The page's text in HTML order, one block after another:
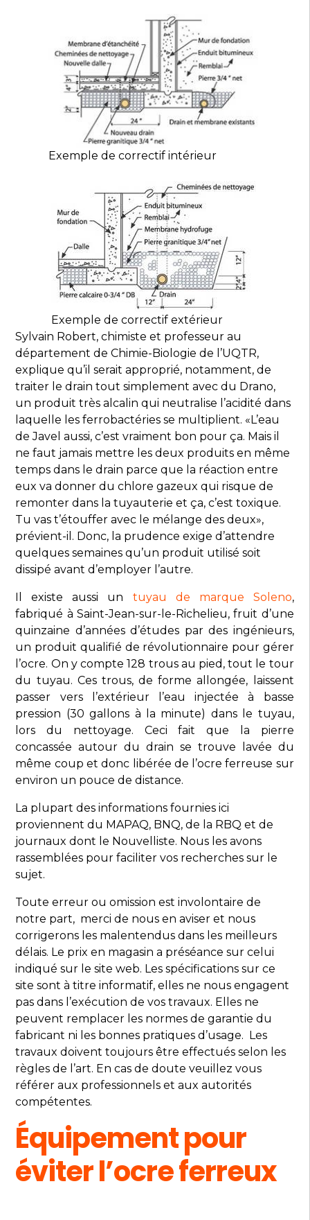
Exemple de correctif intérieur
Exemple de correctif extérieur
Sylvain Robert, chimiste et professeur au
département de Chimie-Biologie de l’UQTR,
explique qu’il serait approprié, notamment, de
traiter le drain tout simplement avec du Drano,
un produit très alcalin qui neutralise l’acidité dans
laquelle les ferrobactéries se multiplient. «L’eau
de Javel aussi, c’est vraiment bon pour ça. Mais il
ne faut jamais mettre les deux produits en même
temps dans le drain parce que la réaction entre
eux va donner du chlore gazeux qui risque de
remonter dans la tuyauterie et ça, c’est toxique.
Tu vas t’étouffer avec le mélange des deux»,
prévient-il. Donc, la prudence exige d’attendre
quelques semaines qu’un produit utilisé soit
dissipé avant d’employer l’autre.
Il existe aussi un tuyau de marque Soleno,
fabriqué à Saint-Jean-sur-le-Richelieu, fruit d’une
quinzaine d’années d’études par des ingénieurs,
un produit qualifié de révolutionnaire pour gérer
l’ocre. On y compte 128 trous au pied, tout le tour
du tuyau. Ces trous, de forme allongée, laissent
passer vers l’extérieur l’eau injectée à basse
pression (30 gallons à la minute) dans le tuyau,
lors du nettoyage. Ceci fait que la pierre
concassée autour du drain se trouve lavée du
même coup et donc libérée de l’ocre ferreuse sur
environ un pouce de distance.
La plupart des informations fournies ici
proviennent du MAPAQ, BNQ, de la RBQ et de
journaux dont le Nouvelliste. Nous les avons
rassemblées pour faciliter vos recherches sur le
sujet.
Toute erreur ou omission est involontaire de
notre part, merci de nous en aviser et nous
corrigerons les malentendus dans les meilleurs
délais. Le prix en magasin a préséance sur celui
indiqué sur le site web. Les spécifications sur ce
site sont à titre informatif, elles ne nous engagent
pas dans l’exécution de vos travaux. Elles ne
peuvent remplacer les normes de garantie du
fabricant ni les bonnes pratiques d’usage. Les
travaux doivent toujours être effectués selon les
règles de l’art. En cas de doute veuillez vous
référer aux professionnels et aux autorités
compétentes.
Équipement pour
éviter l’ocre ferreux